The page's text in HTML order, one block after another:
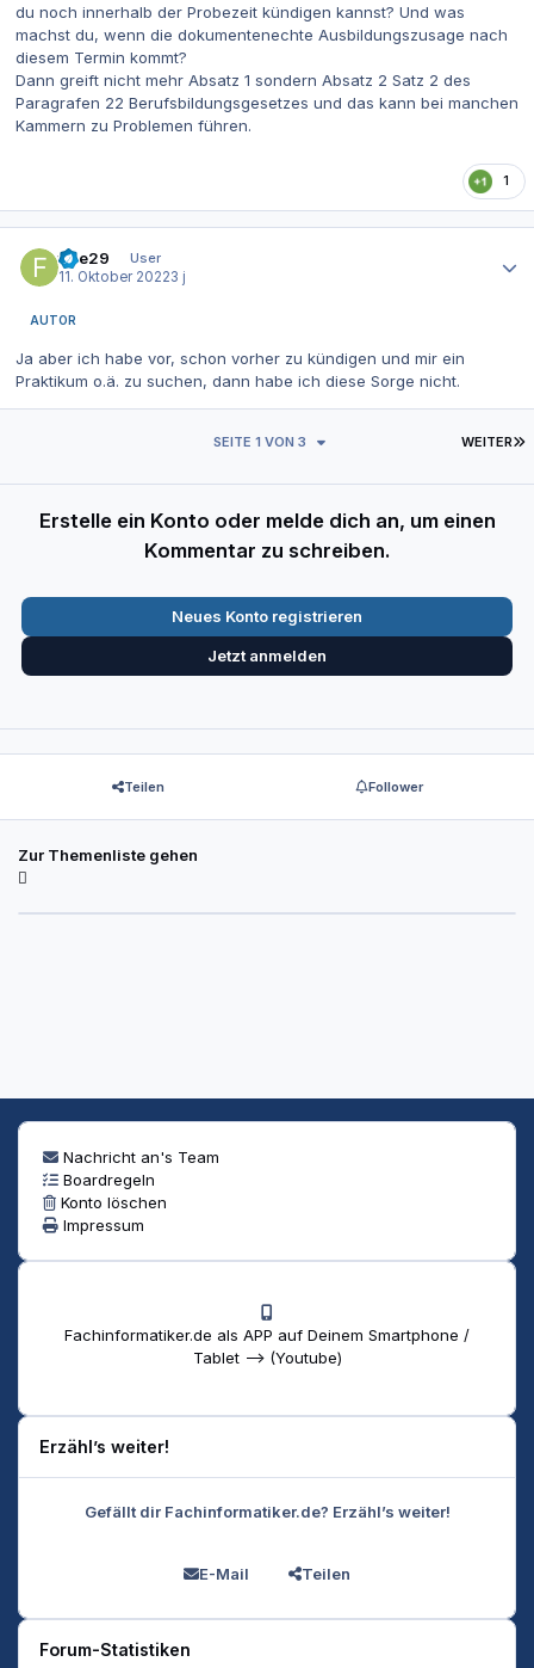
du noch innerhalb der Probezeit kündigen kannst? Und was
machst du, wenn die dokumentenechte Ausbildungszusage nach
diesem Termin kommt?
Dann greift nicht mehr Absatz 1 sondern Absatz 2 Satz 2 des
Paragrafen 22 Berufsbildungsgesetzes und das kann bei manchen
Kammern zu Problemen führen.
1
fiae29
User
11. Oktober 20223 j
AUTOR
Ja aber ich habe vor, schon vorher zu kündigen und mir ein
Praktikum o.ä. zu suchen, dann habe ich diese Sorge nicht.
WEITER
SEITE 1 VON 3
Erstelle ein Konto oder melde dich an, um einen
Kommentar zu schreiben.
Neues Konto registrieren
Jetzt anmelden
Teilen Follower
Zur Themenliste gehen
Nachricht an's Team
Boardregeln
Konto löschen
Impressum
Fachinformatiker.de als APP auf Deinem Smartphone /
Tablet --> (Youtube)
Erzähl’s weiter!
Gefällt dir Fachinformatiker.de? Erzähl’s weiter!
E-Mail Teilen
Forum-Statistiken